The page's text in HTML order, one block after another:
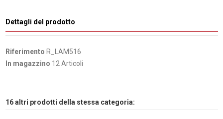
Dettagli del prodotto
Riferimento R_LAM516
In magazzino 12 Articoli
16 altri prodotti della stessa categoria: